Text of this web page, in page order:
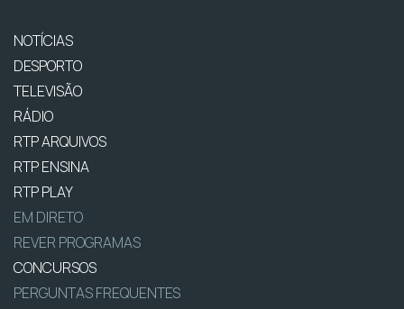
NOTÍCIAS
DESPORTO
TELEVISÃO
RÁDIO
RTP ARQUIVOS
RTP ENSINA
RTP PLAY
EM DIRETO
REVER PROGRAMAS
CONCURSOS
PERGUNTAS FREQUENTES